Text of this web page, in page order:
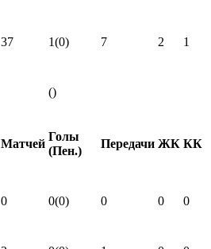
37 1(0) 7 2 1
()
Матчей
Голы
(Пен.)
Передачи ЖК КК
0 0(0) 0 0 0